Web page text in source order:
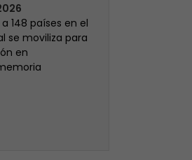
148 países en el
se moviliza para
en